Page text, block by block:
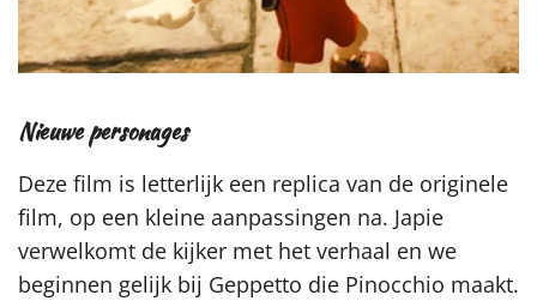
Nieuwe personages
Deze film is letterlijk een replica van de originele
film, op een kleine aanpassingen na. Japie
verwelkomt de kijker met het verhaal en we
beginnen gelijk bij Geppetto die Pinocchio maakt.